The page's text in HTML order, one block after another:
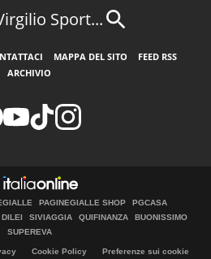
Sport...
MAPPA DEL SITO
FEED RSS
ARCHIVIO
PAGINEGIALLE SHOP
PGCASA
DILEI SIVIAGGIA QUIFINANZA
BUONISSIMO
SUPEREVA
Cookie Policy Preferenze sui cookie